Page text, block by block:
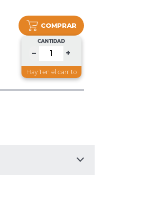
COMPRAR
CANTIDAD
– +
Hay 1en el carrito